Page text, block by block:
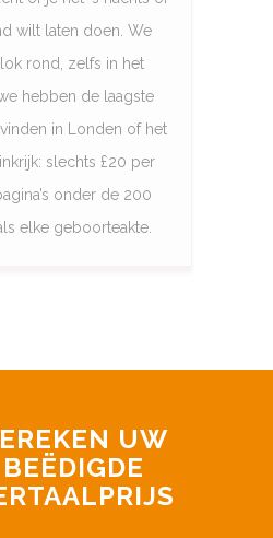
wilt laten doen. We
rond, zelfs in het
hebben de laagste
in Londen of het
slechts £20 per
onder de 200
elke geboorteakte.
UW
BEËDIGDE